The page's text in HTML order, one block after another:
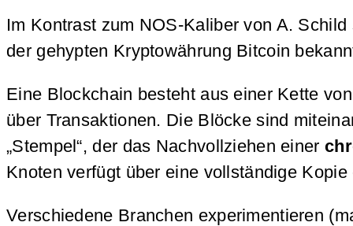
Im Kontrast zum NOS-Kaliber von A.
der gehypten Kryptowährung Bitcoin
Eine Blockchain besteht aus einer Kette
über Transaktionen. Die Blöcke sind
„Stempel“, der das Nachvollziehen einer
Knoten verfügt über eine vollständige
Verschiedene Branchen experimentieren